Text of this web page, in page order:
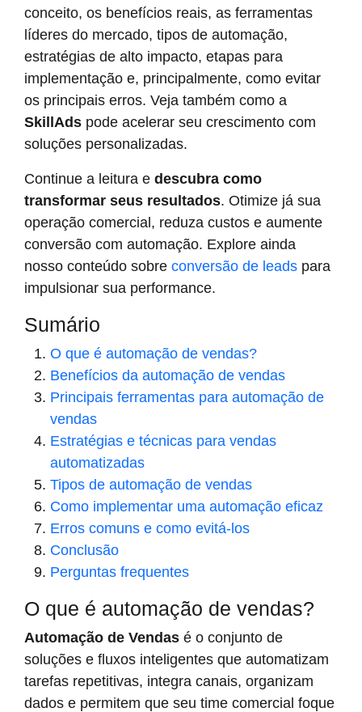
conceito, os benefícios reais, as ferramentas
líderes do mercado, tipos de automação,
estratégias de alto impacto, etapas para
implementação e, principalmente, como evitar
os principais erros. Veja também como a
SkillAds pode acelerar seu crescimento com
soluções personalizadas.
Continue a leitura e descubra como
transformar seus resultados. Otimize já sua
operação comercial, reduza custos e aumente
conversão com automação. Explore ainda
nosso conteúdo sobre conversão de leads para
impulsionar sua performance.
Sumário
O que é automação de vendas?
Benefícios da automação de vendas
Principais ferramentas para automação de
vendas
Estratégias e técnicas para vendas
automatizadas
Tipos de automação de vendas
Como implementar uma automação eficaz
Erros comuns e como evitá-los
Conclusão
Perguntas frequentes
O que é automação de vendas?
Automação de Vendas é o conjunto de
soluções e fluxos inteligentes que automatizam
tarefas repetitivas, integra canais, organizam
dados e permitem que seu time comercial foque